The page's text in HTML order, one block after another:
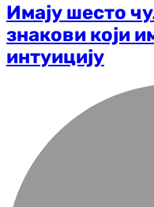
Имају шесто
знакови који
интуицију